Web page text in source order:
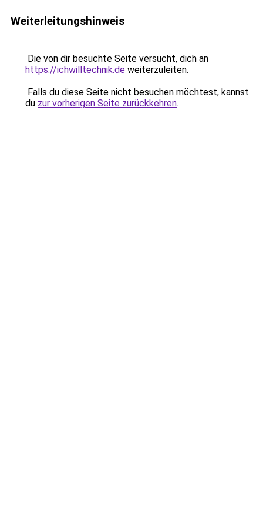
Weiterleitungshinweis
Die von dir besuchte Seite versucht, dich an
https://ichwilltechnik.de weiterzuleiten.
Falls du diese Seite nicht besuchen möchtest, kannst
du zur vorherigen Seite zurückkehren.